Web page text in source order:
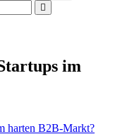
im
harten B2B-Markt?